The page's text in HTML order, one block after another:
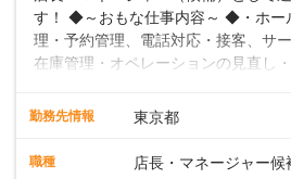
す！ ◆～おもな仕事内容～ ◆・ホー
理・予約管理、電話対応・接客、サ
在庫管理・オペレーションの見直し
入社後はスキルに合わせた業務から
向上を目指すDX推進～ ◆すかいらー
勤務先情報 東京都
職種 店長・マネージャー候